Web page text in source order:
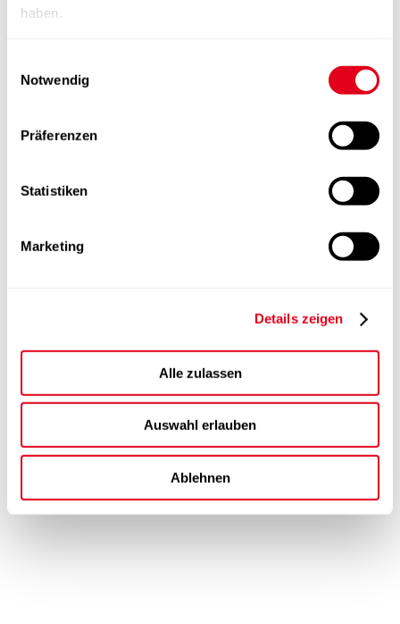
haben.
Notwendig
Präferenzen
Statistiken
Marketing
Details zeigen
Alle zulassen
Auswahl erlauben
Ablehnen